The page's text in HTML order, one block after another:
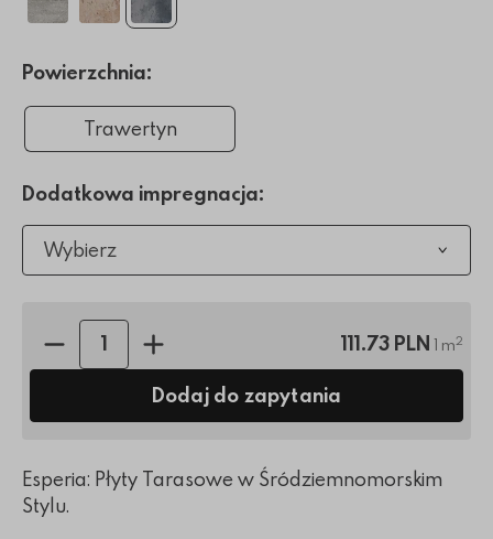
Powierzchnia:
Trawertyn
Dodatkowa impregnacja:
Wybierz
Ilość sztuk: 111.73 PLN 1 m2
Dodaj do zapytania
Esperia: Płyty Tarasowe w Śródziemnomorskim
Stylu.